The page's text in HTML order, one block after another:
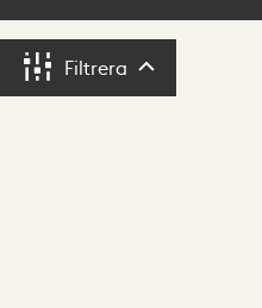
Filtrera Filtrera